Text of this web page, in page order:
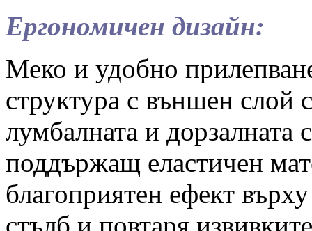
Ергономичен дизайн:
Меко и удобно
структура с външен слой
лумбалната и дорзалната
поддържащ еластичен
благоприятен ефект